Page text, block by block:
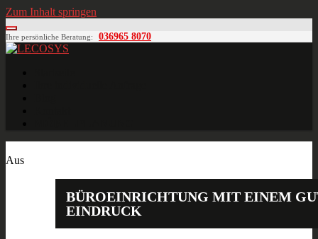
Zum Inhalt springen
Ihre persönliche Beratung: 036965 8070
Aus
BÜROEINRICHTUNG MIT EINEM
EINDRUCK